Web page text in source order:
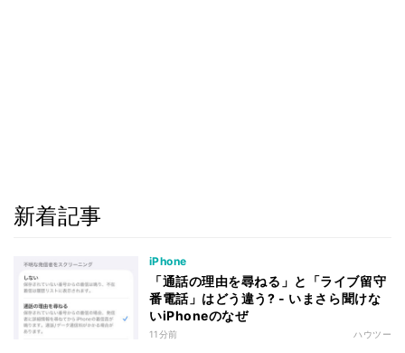
新着記事
iPhone
「通話の理由を尋ねる」と「ライブ留守
番電話」はどう違う? - いまさら聞けな
いiPhoneのなぜ
11分前 ハウツー